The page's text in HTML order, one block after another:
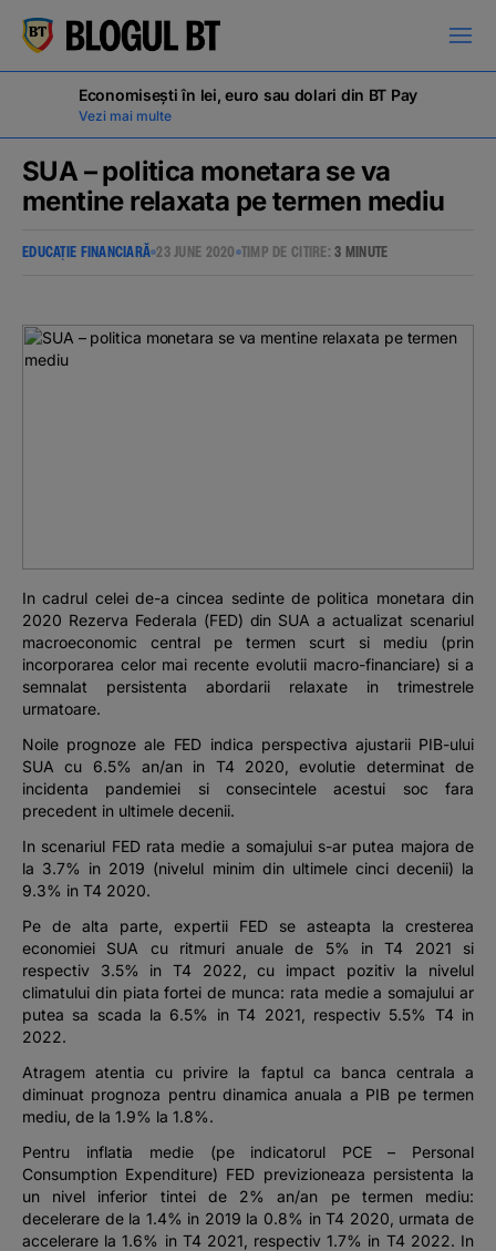
кириллица
Campanii
The MacRO Zone
Pentru antreprenori
Banking, pe relaxare
Economisești în lei, euro sau dolari din BT Pay
Vezi mai multe
SUA – politica monetara se va
mentine relaxata pe termen mediu
EDUCAȚIE FINANCIARĂ 23 JUNE 2020 TIMP DE CITIRE:3 MINUTE
In cadrul celei de-a cincea sedinte de politica monetara din
2020 Rezerva Federala (FED) din SUA a actualizat scenariul
macroeconomic central pe termen scurt si mediu (prin
incorporarea celor mai recente evolutii macro-financiare) si a
semnalat persistenta abordarii relaxate in trimestrele
urmatoare.
Noile prognoze ale FED indica perspectiva ajustarii PIB-ului
SUA cu 6.5% an/an in T4 2020, evolutie determinat de
incidenta pandemiei si consecintele acestui soc fara
precedent in ultimele decenii.
In scenariul FED rata medie a somajului s-ar putea majora de
la 3.7% in 2019 (nivelul minim din ultimele cinci decenii) la
9.3% in T4 2020.
Pe de alta parte, expertii FED se asteapta la cresterea
economiei SUA cu ritmuri anuale de 5% in T4 2021 si
respectiv 3.5% in T4 2022, cu impact pozitiv la nivelul
climatului din piata fortei de munca: rata medie a somajului ar
putea sa scada la 6.5% in T4 2021, respectiv 5.5% T4 in
2022.
Atragem atentia cu privire la faptul ca banca centrala a
diminuat prognoza pentru dinamica anuala a PIB pe termen
mediu, de la 1.9% la 1.8%.
Pentru inflatia medie (pe indicatorul PCE – Personal
Consumption Expenditure) FED previzioneaza persistenta la
un nivel inferior tintei de 2% an/an pe termen mediu:
decelerare de la 1.4% in 2019 la 0.8% in T4 2020, urmata de
accelerare la 1.6% in T4 2021, respectiv 1.7% in T4 2022. In